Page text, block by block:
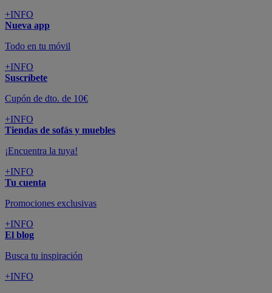
+INFO
Nueva app
Todo en tu móvil
+INFO
Suscríbete
Cupón de dto. de 10€
+INFO
Tiendas de sofás y muebles
¡Encuentra la tuya!
+INFO
Tu cuenta
Promociones exclusivas
+INFO
El blog
Busca tu inspiración
+INFO